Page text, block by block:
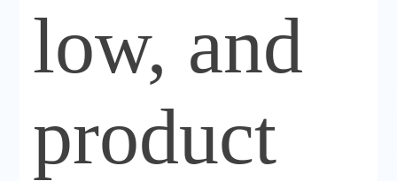
low, and
product